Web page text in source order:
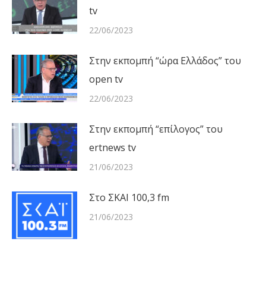
tv
22/06/2023
Στην εκπομπή “ώρα Ελλάδος” του
open tv
22/06/2023
Στην εκπομπή “επίλογος” του
ertnews tv
21/06/2023
Στο ΣΚΑΙ 100,3 fm
21/06/2023